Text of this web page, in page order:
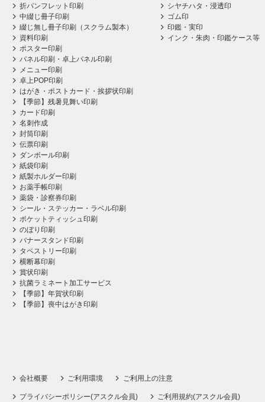
折パンフレット印刷
中綴じ冊子印刷
綴じ無し冊子印刷（スクラム製本）
資料印刷
ポスター印刷
パネル印刷・卓上パネル印刷
メニュー印刷
卓上POP印刷
はがき・ポストカード・挨拶状印刷
【季節】残暑見舞い印刷
カード印刷
名刺作成
封筒印刷
伝票印刷
ダンボール印刷
紙袋印刷
紙製ホルダー印刷
お薬手帳印刷
薬袋・診察券印刷
シール・ステッカー・ラベル印刷
ポケットティッシュ印刷
のぼり印刷
バナースタンド印刷
タペストリー印刷
横断幕印刷
賞状印刷
抗菌ラミネート加工サービス
【季節】年賀状印刷
【季節】喪中はがき印刷
シヤチハタ・浸透印
ゴム印
印鑑・実印
インク・朱肉・印鑑ケース等
会社概要 ご利用環境 ご利用上の注意
プライバシーポリシー(アスクル会員) ご利用規約(アスクル会員)